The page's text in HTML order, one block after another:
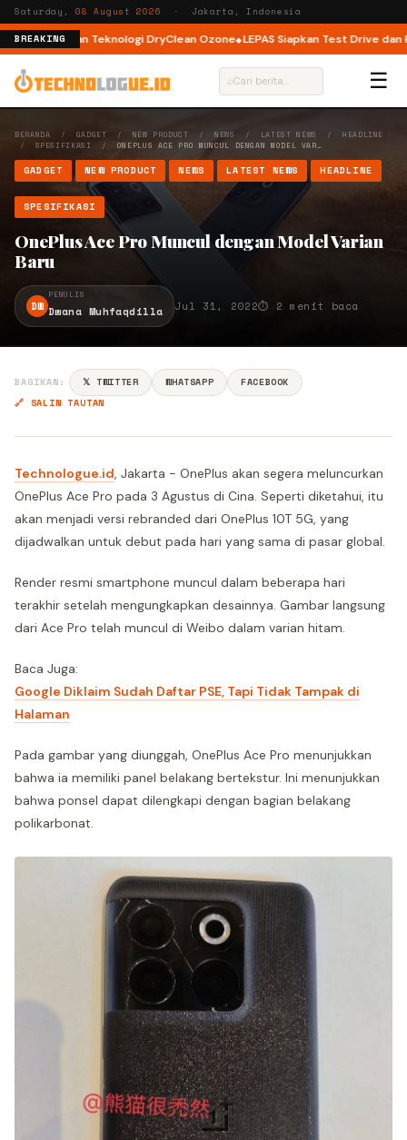
Saturday,08 August 2026 · Jakarta, Indonesia
BREAKING
dengan Teknologi DryClean Ozone LEPAS Siapkan Test Drive dan
⌕ ☰
BERANDA / GADGET / NEW PRODUCT / NEWS / LATEST NEWS / HEADLINE
/ SPESIFIKASI / ONEPLUS ACE PRO MUNCUL DENGAN MODEL VAR…
GADGET NEW PRODUCT NEWS LATEST NEWS HEADLINE
SPESIFIKASI
OnePlus Ace Pro Muncul dengan Model Varian
Baru
DW
PENULIS
Dwana Muhfaqdilla Jul 31, 2022⏱ 2 menit baca
BAGIKAN: 𝕏 TWITTER WHATSAPP
FACEBOOK
🔗 SALIN TAUTAN
Technologue.id, Jakarta - OnePlus akan segera meluncurkan
OnePlus Ace Pro pada 3 Agustus di Cina. Seperti diketahui, itu
akan menjadi versi rebranded dari OnePlus 10T 5G, yang
dijadwalkan untuk debut pada hari yang sama di pasar global.
Render resmi smartphone muncul dalam beberapa hari
terakhir setelah mengungkapkan desainnya. Gambar langsung
dari Ace Pro telah muncul di Weibo dalam varian hitam.
Baca Juga:
Google Diklaim Sudah Daftar PSE, Tapi Tidak Tampak di
Halaman
Pada gambar yang diunggah, OnePlus Ace Pro menunjukkan
bahwa ia memiliki panel belakang bertekstur. Ini menunjukkan
bahwa ponsel dapat dilengkapi dengan bagian belakang
polikarbonat.